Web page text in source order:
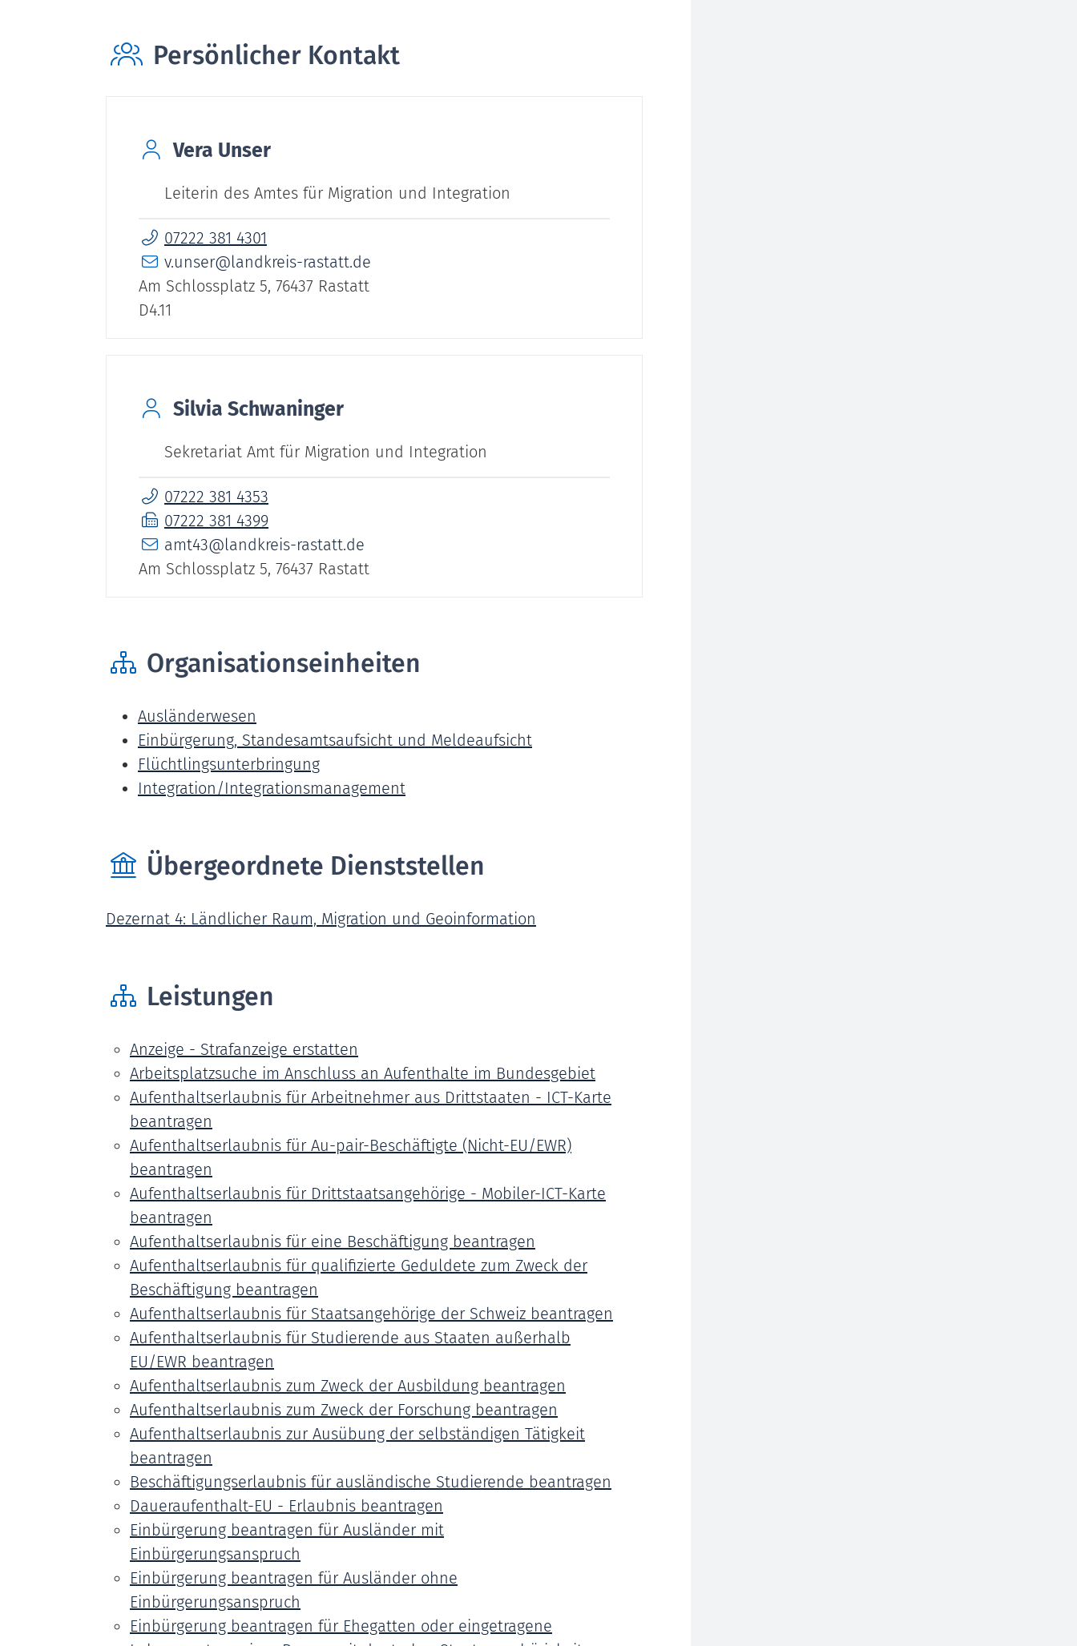
Persönlicher Kontakt
Vera Unser
Leiterin des Amtes für Migration und Integration
07222 381 4301
v.unser@landkreis-rastatt.de
Am Schlossplatz 5, 76437 Rastatt
D4.11
Silvia Schwaninger
Sekretariat Amt für Migration und Integration
07222 381 4353
07222 381 4399
amt43@landkreis-rastatt.de
Am Schlossplatz 5, 76437 Rastatt
Organisationseinheiten
Ausländerwesen
Einbürgerung, Standesamtsaufsicht und Meldeaufsicht
Flüchtlingsunterbringung
Integration/Integrationsmanagement
Übergeordnete Dienststellen
Dezernat 4: Ländlicher Raum, Migration und Geoinformation
Leistungen
Anzeige - Strafanzeige erstatten
Arbeitsplatzsuche im Anschluss an Aufenthalte im Bundesgebiet
Aufenthaltserlaubnis für Arbeitnehmer aus Drittstaaten - ICT-Karte
beantragen
Aufenthaltserlaubnis für Au-pair-Beschäftigte (Nicht-EU/EWR)
beantragen
Aufenthaltserlaubnis für Drittstaatsangehörige - Mobiler-ICT-Karte
beantragen
Aufenthaltserlaubnis für eine Beschäftigung beantragen
Aufenthaltserlaubnis für qualifizierte Geduldete zum Zweck der
Beschäftigung beantragen
Aufenthaltserlaubnis für Staatsangehörige der Schweiz beantragen
Aufenthaltserlaubnis für Studierende aus Staaten außerhalb
EU/EWR beantragen
Aufenthaltserlaubnis zum Zweck der Ausbildung beantragen
Aufenthaltserlaubnis zum Zweck der Forschung beantragen
Aufenthaltserlaubnis zur Ausübung der selbständigen Tätigkeit
beantragen
Beschäftigungserlaubnis für ausländische Studierende beantragen
Daueraufenthalt-EU - Erlaubnis beantragen
Einbürgerung beantragen für Ausländer mit
Einbürgerungsanspruch
Einbürgerung beantragen für Ausländer ohne
Einbürgerungsanspruch
Einbürgerung beantragen für Ehegatten oder eingetragene